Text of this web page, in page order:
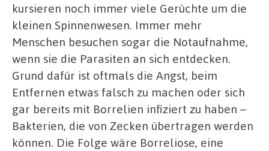
kursieren noch immer viele Gerüchte um die
kleinen Spinnenwesen. Immer mehr
Menschen besuchen sogar die Notaufnahme,
wenn sie die Parasiten an sich entdecken.
Grund dafür ist oftmals die Angst, beim
Entfernen etwas falsch zu machen oder sich
gar bereits mit Borrelien infiziert zu haben –
Bakterien, die von Zecken übertragen werden
können. Die Folge wäre Borreliose, eine